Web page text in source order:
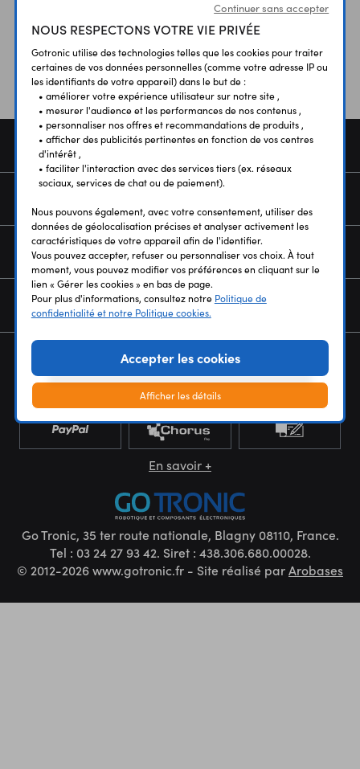
Vos aviset témoignages
COMMANDE
NOUS CONNAÎTRE
NEWSLETTER
En savoir +
Go Tronic, 35 ter route nationale, Blagny 08110, France.
Tel : 03 24 27 93 42. Siret : 438.306.680.00028.
© 2012-2026 www.gotronic.fr - Site réalisé parArobases
Continuer sans accepter
NOUS RESPECTONS VOTRE VIE PRIVÉE
Gotronic utilise des technologies telles que les cookies pour traiter
certaines de vos données personnelles (comme votre adresse IP ou
les identifiants de votre appareil) dans le but de :
• améliorer votre expérience utilisateur sur notre site ,
• mesurer l'audience et les performances de nos contenus ,
• personnaliser nos offres et recommandations de produits ,
• afficher des publicités pertinentes en fonction de vos centres
d'intérêt ,
• faciliter l'interaction avec des services tiers (ex. réseaux
sociaux, services de chat ou de paiement).
Nous pouvons également, avec votre consentement, utiliser des
données de géolocalisation précises et analyser activement les
caractéristiques de votre appareil afin de l'identifier.
Vous pouvez accepter, refuser ou personnaliser vos choix. À tout
moment, vous pouvez modifier vos préférences en cliquant sur le
lien « Gérer les cookies » en bas de page.
Pour plus d'informations, consultez notre Politique de
confidentialité et notre Politique cookies.
Accepter les cookies
Afficher les détails